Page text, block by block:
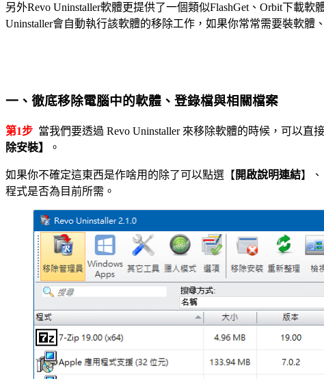
另外Revo Uninstaller軟體更提供了一個類似FlashGet、Orbit下載軟
Uninstaller會自動執行該軟體的移除工作，如果你常常需要裝軟體
一、徹底移除電腦中的軟體、登錄檔與相關檔案
第1步 當我們要透過 Revo Uninstaller 來移除軟體的時候，可以直
除安裝】
。
如果你不確定這東西是作啥用的除了可以點選【 開啟說明連結】
程式是否為目前所需。